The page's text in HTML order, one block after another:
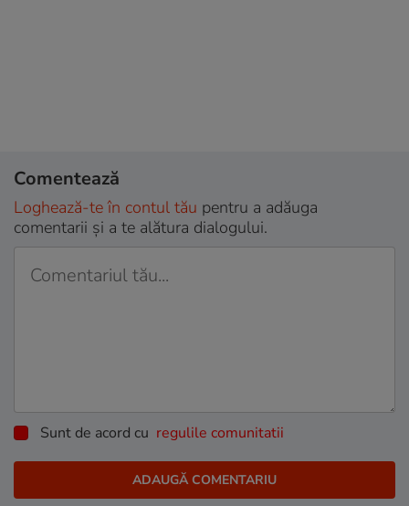
Comentează
Loghează-te în contul tău pentru a adăuga
comentarii și a te alătura dialogului.
Sunt de acord cu regulile comunitatii